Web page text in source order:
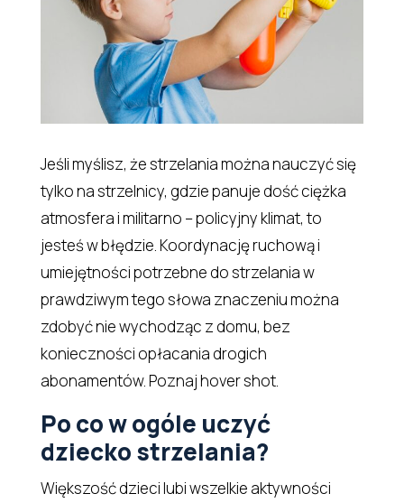
Jeśli myślisz, że strzelania można nauczyć się
tylko na strzelnicy, gdzie panuje dość ciężka
atmosfera i militarno – policyjny klimat, to
jesteś w błędzie. Koordynację ruchową i
umiejętności potrzebne do strzelania w
prawdziwym tego słowa znaczeniu można
zdobyć nie wychodząc z domu, bez
konieczności opłacania drogich
abonamentów. Poznaj hover shot.
Po co w ogóle uczyć
dziecko strzelania?
Większość dzieci lubi wszelkie aktywności